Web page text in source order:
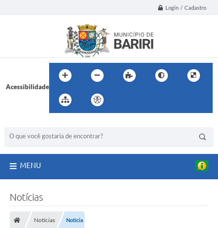
Login / Cadastro
Acessibilidade
MENU
Notícias
Notícias Notícia